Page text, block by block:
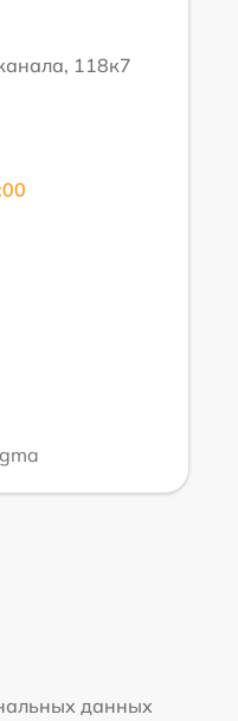
118к7
данных